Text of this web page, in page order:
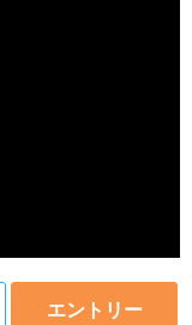
エントリー